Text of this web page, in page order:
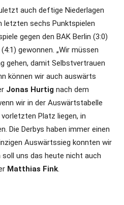
auch deftige Niederlagen
letzten sechs Punktspielen
gegen den BAK Berlin (3:0)
gewonnen. „Wir müssen
gehen, damit Selbstvertrauen
können wir auch auswärts
Jonas Hurtig nach dem
wir in der Auswärtstabelle
Platz liegen, in
Die Derbys haben immer einen
Auswärtssieg konnten wir
uns das heute nicht auch
Matthias Fink.